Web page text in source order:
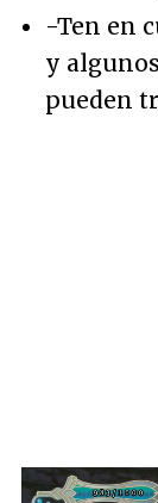
-Ten en
y
pueden